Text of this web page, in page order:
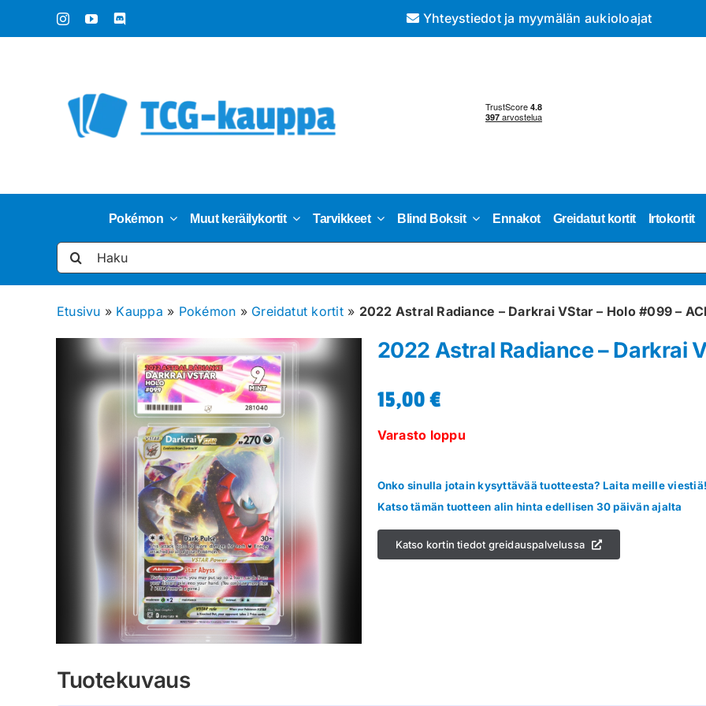
Yhteystiedot ja myymälän aukioloajat
Pokémon Muut keräilykortit Tarvikkeet Blind Boksit Ennakot Greidatut kortit Irtokortit
Etsi
...
Etusivu » Kauppa » Pokémon » Greidatut kortit» 2022 Astral Radiance – Darkrai VStar – Holo #099 –
2022 Astral Radiance – Darkrai
15,00€
Varasto loppu
Onko sinulla jotain kysyttävää tuotteesta? Laita meille
Katso tämän tuotteen alin hinta edellisen 30 päivän ajalta
Katso kortin tiedot greidauspalvelussa
Tuotekuvaus